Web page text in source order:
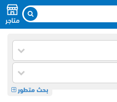
متاجر
بحث متطور